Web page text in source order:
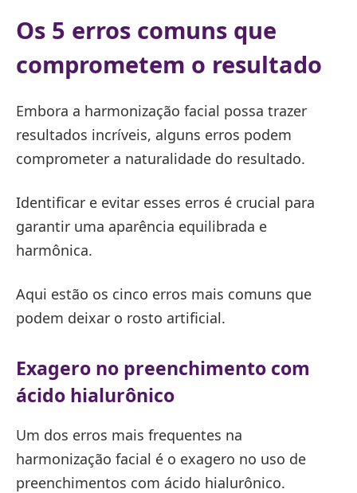
Os 5 erros comuns que
comprometem o resultado
Embora a harmonização facial possa trazer
resultados incríveis, alguns erros podem
comprometer a naturalidade do resultado.
Identificar e evitar esses erros é crucial para
garantir uma aparência equilibrada e
harmônica.
Aqui estão os cinco erros mais comuns que
podem deixar o rosto artificial.
Exagero no preenchimento com
ácido hialurônico
Um dos erros mais frequentes na
harmonização facial é o exagero no uso de
preenchimentos com ácido hialurônico.